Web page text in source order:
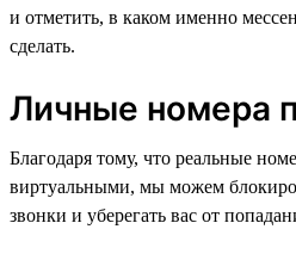
и отметить, в каком именно
сделать.
Личные номера
Благодаря тому, что реальные
виртуальными, мы можем
звонки и уберегать вас от